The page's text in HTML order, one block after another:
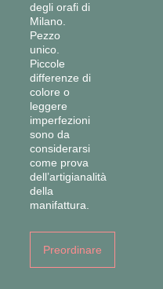
degli orafi di
Milano.
Pezzo
unico.
Piccole
differenze di
colore o
leggere
imperfezioni
sono da
considerarsi
come prova
dell’artigianalità
della
manifattura.
Preordinare